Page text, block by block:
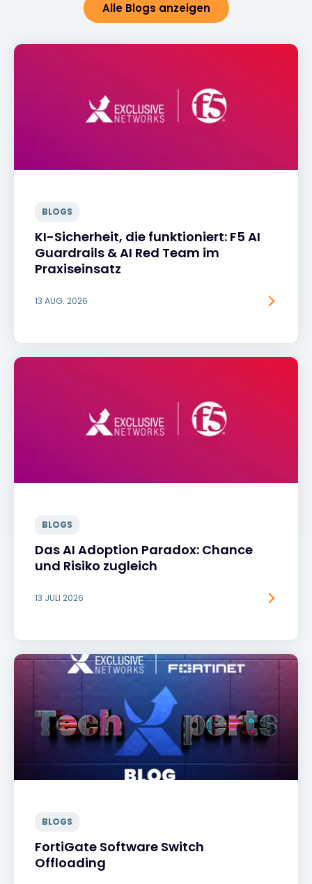
Alle Blogs anzeigen
BLOGS
KI-Sicherheit, die funktioniert: F5 AI
Guardrails & AI Red Team im
Praxiseinsatz
13 AUG. 2026
BLOGS
Das AI Adoption Paradox: Chance
und Risiko zugleich
13 JULI 2026
BLOGS
FortiGate Software Switch
Offloading